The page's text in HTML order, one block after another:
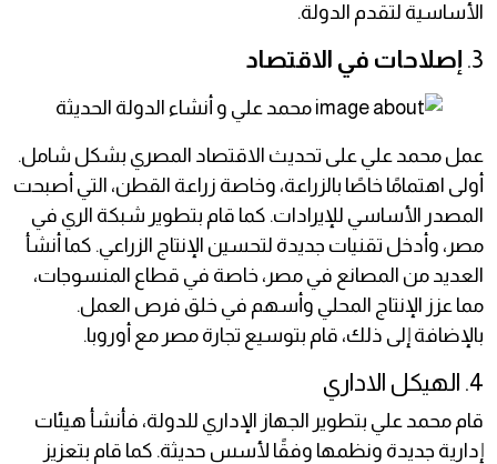
الأساسية لتقدم الدولة.
3. إصلاحات في الاقتصاد
عمل محمد علي على تحديث الاقتصاد المصري بشكل شامل.
أولى اهتمامًا خاصًا بالزراعة، وخاصة زراعة القطن، التي أصبحت
المصدر الأساسي للإيرادات. كما قام بتطوير شبكة الري في
مصر، وأدخل تقنيات جديدة لتحسين الإنتاج الزراعي. كما أنشأ
العديد من المصانع في مصر، خاصة في قطاع المنسوجات،
مما عزز الإنتاج المحلي وأسهم في خلق فرص العمل.
بالإضافة إلى ذلك، قام بتوسيع تجارة مصر مع أوروبا.
4. الهيكل الاداري
قام محمد علي بتطوير الجهاز الإداري للدولة، فأنشأ هيئات
إدارية جديدة ونظمها وفقًا لأسس حديثة. كما قام بتعزيز